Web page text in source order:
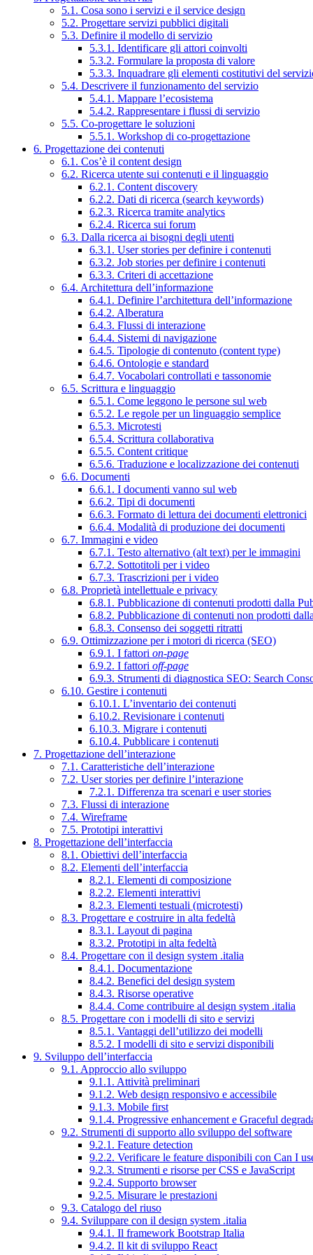
5.1. Cosa sono i servizi e il service design
5.2. Progettare servizi pubblici digitali
5.3. Definire il modello di servizio
5.3.1. Identificare gli attori coinvolti
5.3.2. Formulare la proposta di valore
5.3.3. Inquadrare gli elementi costitutivi del
5.4. Descrivere il funzionamento del servizio
5.4.1. Mappare l’ecosistema
5.4.2. Rappresentare i flussi di servizio
5.5. Co-progettare le soluzioni
5.5.1. Workshop di co-progettazione
6. Progettazione dei contenuti
6.1. Cos’è il content design
6.2. Ricerca utente sui contenuti e il linguaggio
6.2.1. Content discovery
6.2.2. Dati di ricerca (search keywords)
6.2.3. Ricerca tramite analytics
6.2.4. Ricerca sui forum
6.3. Dalla ricerca ai bisogni degli utenti
6.3.1. User stories per definire i contenuti
6.3.2. Job stories per definire i contenuti
6.3.3. Criteri di accettazione
6.4. Architettura dell’informazione
6.4.1. Definire l’architettura dell’informazione
6.4.2. Alberatura
6.4.3. Flussi di interazione
6.4.4. Sistemi di navigazione
6.4.5. Tipologie di contenuto (content type)
6.4.6. Ontologie e standard
6.4.7. Vocabolari controllati e tassonomie
6.5. Scrittura e linguaggio
6.5.1. Come leggono le persone sul web
6.5.2. Le regole per un linguaggio semplice
6.5.3. Microtesti
6.5.4. Scrittura collaborativa
6.5.5. Content critique
6.5.6. Traduzione e localizzazione dei contenuti
6.6. Documenti
6.6.1. I documenti vanno sul web
6.6.2. Tipi di documenti
6.6.3. Formato di lettura dei documenti elettronici
6.6.4. Modalità di produzione dei documenti
6.7. Immagini e video
6.7.1. Testo alternativo (alt text) per le immagini
6.7.2. Sottotitoli per i video
6.7.3. Trascrizioni per i video
6.8. Proprietà intellettuale e privacy
6.8.1. Pubblicazione di contenuti prodotti dalla
6.8.2. Pubblicazione di contenuti non prodotti
6.8.3. Consenso dei soggetti ritratti
6.9. Ottimizzazione per i motori di ricerca (SEO)
6.9.1. I fattori on-page
6.9.2. I fattori off-page
6.9.3. Strumenti di diagnostica SEO: Search
6.10. Gestire i contenuti
6.10.1. L’inventario dei contenuti
6.10.2. Revisionare i contenuti
6.10.3. Migrare i contenuti
6.10.4. Pubblicare i contenuti
7. Progettazione dell’interazione
7.1. Caratteristiche dell’interazione
7.2. User stories per definire l’interazione
7.2.1. Differenza tra scenari e user stories
7.3. Flussi di interazione
7.4. Wireframe
7.5. Prototipi interattivi
8. Progettazione dell’interfaccia
8.1. Obiettivi dell’interfaccia
8.2. Elementi dell’interfaccia
8.2.1. Elementi di composizione
8.2.2. Elementi interattivi
8.2.3. Elementi testuali (microtesti)
8.3. Progettare e costruire in alta fedeltà
8.3.1. Layout di pagina
8.3.2. Prototipi in alta fedeltà
8.4. Progettare con il design system .italia
8.4.1. Documentazione
8.4.2. Benefici del design system
8.4.3. Risorse operative
8.4.4. Come contribuire al design system .italia
8.5. Progettare con i modelli di sito e servizi
8.5.1. Vantaggi dell’utilizzo dei modelli
8.5.2. I modelli di sito e servizi disponibili
9. Sviluppo dell’interfaccia
9.1. Approccio allo sviluppo
9.1.1. Attività preliminari
9.1.2. Web design responsivo e accessibile
9.1.3. Mobile first
9.1.4. Progressive enhancement e Graceful
9.2. Strumenti di supporto allo sviluppo del software
9.2.1. Feature detection
9.2.2. Verificare le feature disponibili con Can I
9.2.3. Strumenti e risorse per CSS e JavaScript
9.2.4. Supporto browser
9.2.5. Misurare le prestazioni
9.3. Catalogo del riuso
9.4. Sviluppare con il design system .italia
9.4.1. Il framework Bootstrap Italia
9.4.2. Il kit di sviluppo React